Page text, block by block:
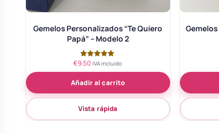
Gemelos Personalizados “Te Quiero
Papá” – Modelo 2
Valorado
de 5
€9.50 IVA incluido
Añadir al carrito
Vista rápida